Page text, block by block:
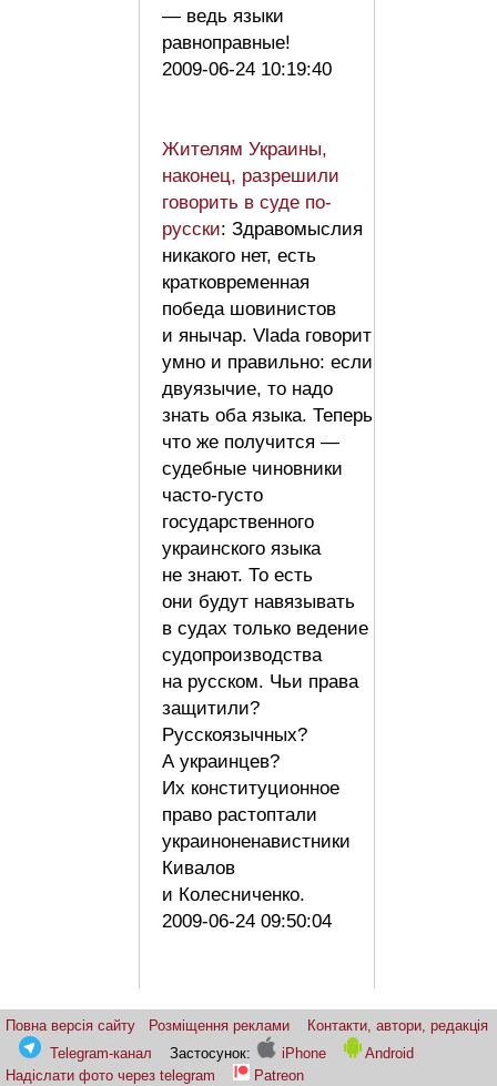
— ведь языки
равноправные!
2009-06-24 10:19:40
Жителям Украины,
наконец, разрешили
говорить в суде по-
русски: Здравомыслия
никакого нет, есть
кратковременная
победа шовинистов
и янычар. Vlada говорит
умно и правильно: если
двуязычие, то надо
знать оба языка. Теперь
что же получится —
судебные чиновники
часто-густо
государственного
украинского языка
не знают. То есть
они будут навязывать
в судах только ведение
судопроизводства
на русском. Чьи права
защитили?
Русскоязычных?
А украинцев?
Их конституционное
право растоптали
украиноненавистники
Кивалов
и Колесниченко.
2009-06-24 09:50:04
Повна версія сайту Розміщення реклами
Контакти, автори, редакція
Telegram-канал
Застосунок: iPhone
Android
Надіслати фото через telegram
Patreon